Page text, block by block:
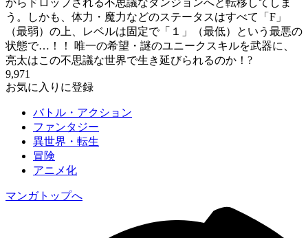
からドロップされる不思議なダンジョンへと転移してしま
う。しかも、体力・魔力などのステータスはすべて「F」
（最弱）の上、レベルは固定で「１」（最低）という最悪の
状態で…！！ 唯一の希望・謎のユニークスキルを武器に、
亮太はこの不思議な世界で生き延びられるのか！?
9,971
お気に入りに登録
バトル・アクション
ファンタジー
異世界・転生
冒険
アニメ化
マンガトップへ